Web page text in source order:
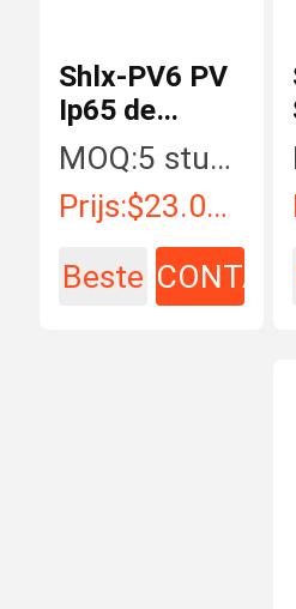
Shlx-PV6 PV
Ip65 de
Schakelaardoos
van de
Machtsdistributie
MOQ:5 stuk/Stukken
Prijs:$23.00 - $135.00 / Piece
Beste